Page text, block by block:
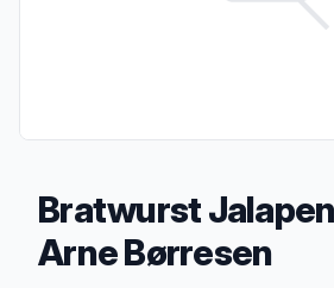
Bratwurst
Arne Børresen